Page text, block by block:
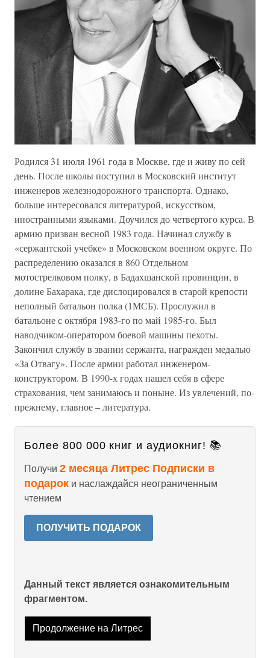
Родился 31 июля 1961 года в Москве, где и живу по сей
день. После школы поступил в Московский институт
инженеров железнодорожного транспорта. Однако,
больше интересовался литературой, искусством,
иностранными языками. Доучился до четвертого курса. В
армию призван весной 1983 года. Начинал службу в
«сержантской учебке» в Московском военном округе. По
распределению оказался в 860 Отдельном
мотострелковом полку, в Бадахшанской провинции, в
долине Бахарака, где дислоцировался в старой крепости
неполный батальон полка (1МСБ). Прослужил в
батальоне с октября 1983-го по май 1985-го. Был
наводчиком-оператором боевой машины пехоты.
Закончил службу в звании сержанта, награжден медалью
«За Отвагу». После армии работал инженером-
конструктором. В 1990-х годах нашел себя в сфере
страхования, чем занимаюсь и поныне. Из увлечений, по-
прежнему, главное – литература.
Более 800 000 книг и аудиокниг! 📚
Получи 2 месяца Литрес Подписки в
подарок и наслаждайся неограниченным
чтением
ПОЛУЧИТЬ ПОДАРОК
Данный текст является ознакомительным
фрагментом.
Продолжение на Литрес